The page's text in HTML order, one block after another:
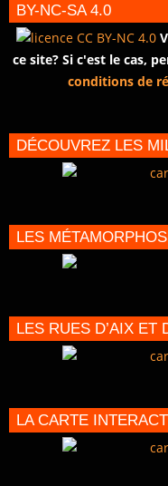
BY-NC-SA 4.0
ce site? Si c'est le cas,
conditions de
DÉCOUVREZ LES
LES
LES RUES D’AIX ET
LA CARTE